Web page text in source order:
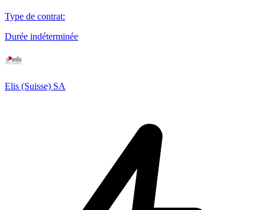
Type de contrat:
Durée indéterminée
Elis (Suisse) SA